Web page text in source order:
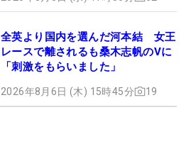
全英より国内を選んだ河本結 女王
レースで離されるも桑木志帆のVに
「刺激をもらいました」
2026年8月6日 (木) 15時45分 19